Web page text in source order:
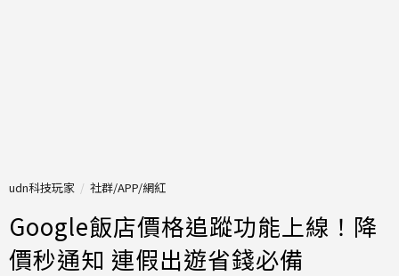
udn科技玩家 社群/APP/網紅
Google飯店價格追蹤功能上線！降
價秒通知 連假出遊省錢必備